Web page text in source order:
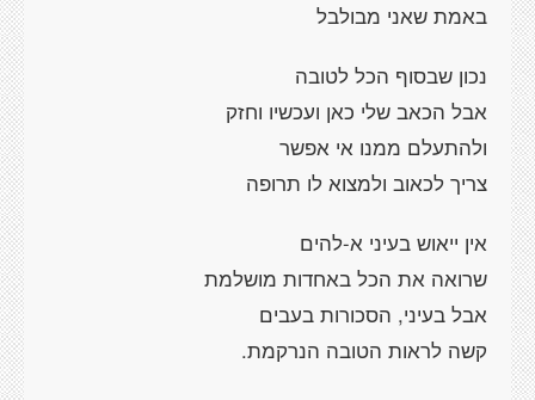
באמת שאני מבולבל
נכון שבסוף הכל לטובה
אבל הכאב שלי כאן ועכשיו וחזק
ולהתעלם ממנו אי אפשר
צריך לכאוב ולמצוא לו תרופה
אין ייאוש בעיני א-להים
שרואה את הכל באחדות מושלמת
אבל בעיני, הסכורות בעבים
קשה לראות הטובה הנרקמת.